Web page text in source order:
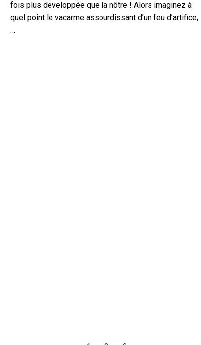
fois plus développée que la nôtre ! Alors imaginez à
quel point le vacarme assourdissant d’un feu d’artifice,
…